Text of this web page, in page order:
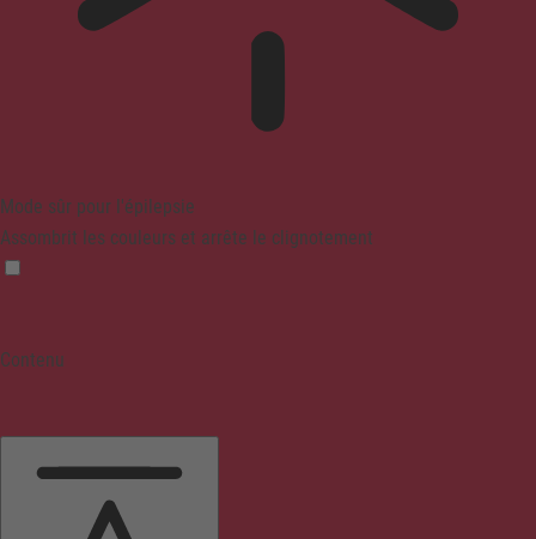
Mode sûr pour l'épilepsie
Assombrit les couleurs et arrête le clignotement
Contenu